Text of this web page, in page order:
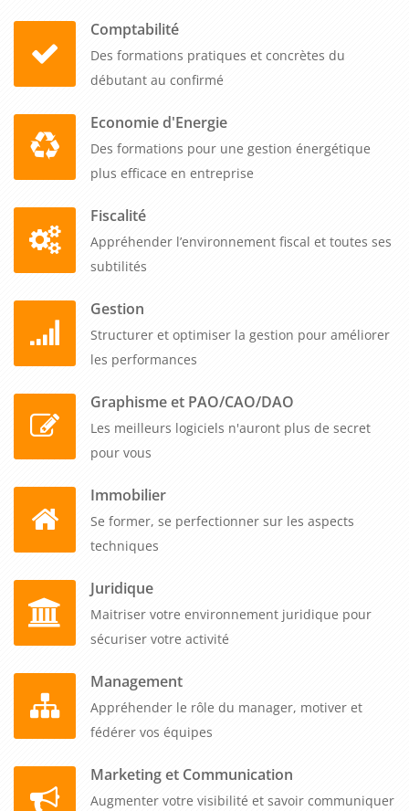
Comptabilité
Des formations pratiques et concrètes du
débutant au confirmé
Economie d'Energie
Des formations pour une gestion énergétique
plus efficace en entreprise
Fiscalité
Appréhender l’environnement fiscal et toutes ses
subtilités
Gestion
Structurer et optimiser la gestion pour améliorer
les performances
Graphisme et PAO/CAO/DAO
Les meilleurs logiciels n'auront plus de secret
pour vous
Immobilier
Se former, se perfectionner sur les aspects
techniques
Juridique
Maitriser votre environnement juridique pour
sécuriser votre activité
Management
Appréhender le rôle du manager, motiver et
fédérer vos équipes
Marketing et Communication
Augmenter votre visibilité et savoir communiquer